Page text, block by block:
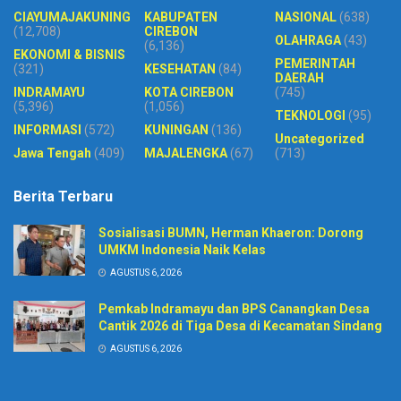
CIAYUMAJAKUNING
(12,708)
EKONOMI & BISNIS
(321)
INDRAMAYU
(5,396)
INFORMASI (572)
Jawa Tengah (409)
KABUPATEN
CIREBON
(6,136)
KESEHATAN (84)
KOTA CIREBON
(1,056)
KUNINGAN (136)
MAJALENGKA(67)
NASIONAL(638)
OLAHRAGA(43)
PEMERINTAH
DAERAH
(745)
TEKNOLOGI (95)
Uncategorized
(713)
Berita Terbaru
Sosialisasi BUMN, Herman Khaeron: Dorong
UMKM Indonesia Naik Kelas
AGUSTUS 6, 2026
Pemkab Indramayu dan BPS Canangkan Desa
Cantik 2026 di Tiga Desa di Kecamatan Sindang
AGUSTUS 6, 2026